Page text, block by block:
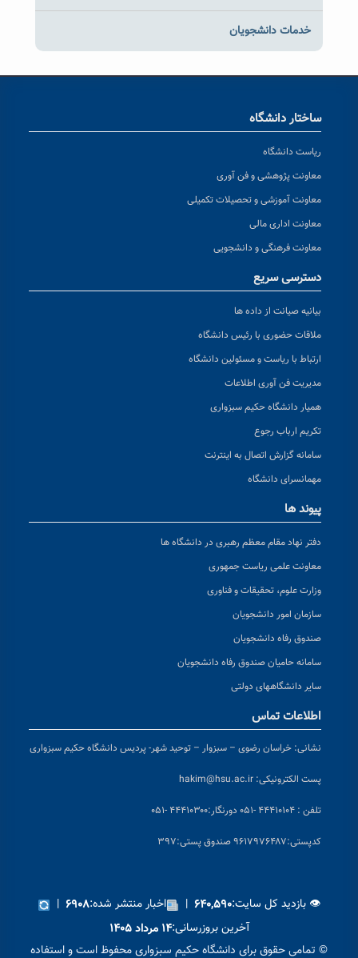
خدمات دانشجویان
ساختار دانشگاه
ریاست دانشگاه
معاونت پژوهشی و فن آوری
معاونت آموزشی و تحصیلات تکمیلی
معاونت اداری مالی
معاونت فرهنگی و دانشجویی
دسترسی سریع
بیانیه صیانت از داده ها
ملاقات حضوری با رئیس دانشگاه
ارتباط با ریاست و مسئولین دانشگاه
مدیریت فن آوری اطلاعات
همیار دانشگاه حکیم سبزواری
تکریم ارباب رجوع
سامانه گزارش اتصال به اینترنت
مهمانسرای دانشگاه
پیوند ها
دفتر نهاد مقام معظم رهبری در دانشگاه ها
معاونت علمی ریاست جمهوری
وزارت علوم، تحقیقات و فناوری
سازمان امور دانشجویان
صندوق رفاه دانشجویان
سامانه حامیان صندوق رفاه دانشجویان
سایر دانشگاههای دولتی
اطلاعات تماس
نشانی: خراسان رضوی – سبزوار – توحید شهر- پردیس دانشگاه حکیم سبزواری
پست الکترونیکی: hakim@hsu.ac.ir
تلفن : ۴۴۴۱۰۱۰۴ -۰۵۱ دورنگار:۴۴۴۱۰۳۰۰ -۰۵۱
کدپستی:۹۶۱۷۹۷۶۴۸۷ صندوق پستی:۳۹۷
👁 بازدید کل سایت:۶۴۰,۵۹۰ | اخبار منتشر شده:۶۹۰۸ |
آخرین بروزرسانی:۱۴ مرداد ۱۴۰۵
© تمامی حقوق برای دانشگاه حکیم سبزواری محفوظ است و استفاده